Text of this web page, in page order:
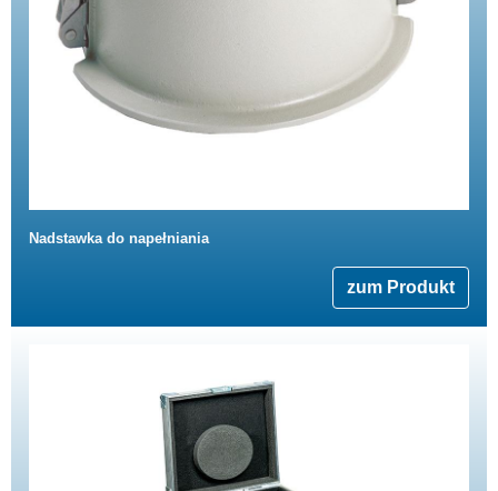
Nadstawka do napełniania
zum Produkt